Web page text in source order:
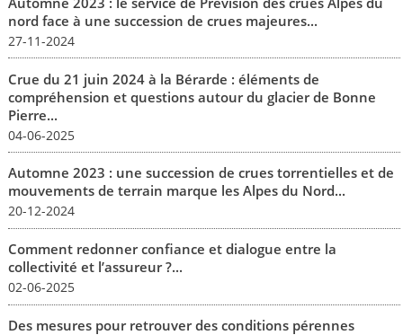
nord face à une succession de crues majeures...
27-11-2024
Crue du 21 juin 2024 à la Bérarde : éléments de
compréhension et questions autour du glacier de Bonne
Pierre...
04-06-2025
Automne 2023 : une succession de crues torrentielles et de
mouvements de terrain marque les Alpes du Nord...
20-12-2024
Comment redonner confiance et dialogue entre la
collectivité et l’assureur ?...
02-06-2025
Des mesures pour retrouver des conditions pérennes